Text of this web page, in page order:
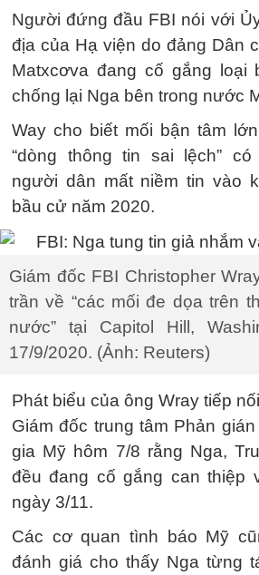
Người đứng đầu FBI nói với
địa của Hạ viện do đảng Dân
Matxcơva đang cố gắng loại
chống lại Nga bên trong nước
Way cho biết mối bận tâm
“dòng thông tin sai lệch”
người dân mất niềm tin vào
bầu cử năm 2020.
Giám đốc FBI Christopher
trần về “các mối đe dọa trên
nước” tại Capitol Hill,
17/9/2020. (Ảnh: Reuters)
Phát biểu của ông Wray tiếp
Giám đốc trung tâm Phản
gia Mỹ hôm 7/8 rằng Nga,
đều đang cố gắng can thiệp
ngày 3/11.
Các cơ quan tình báo Mỹ
đánh giá cho thấy Nga từng